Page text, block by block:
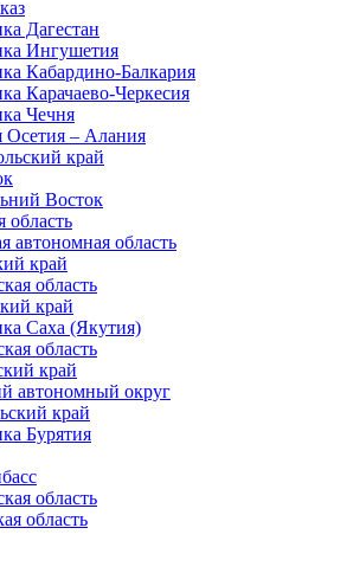
Дагестан
Ингушетия
Кабардино-Балкария
Карачаево-Черкесия
Чечня
Осетия – Алания
край
Восток
область
автономная область
край
область
край
Саха (Якутия)
область
край
автономный округ
край
Бурятия
область
область